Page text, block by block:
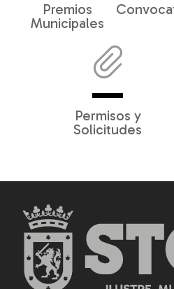
Premios
Municipales
Permisos y
Solicitudes